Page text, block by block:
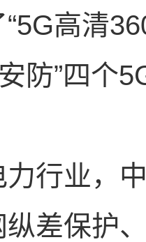
高清
防”四个
业，中
纵差保护